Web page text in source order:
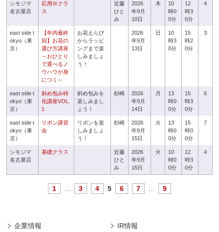
シモジマ
名古屋店
応用Ⅲクラ
ス
近藤
ひと
み
2026
年9月
10日
木
10
時0
0分
12
時3
0分
4
east side t
okyo（東
京）
【年内最終
回】お花の
選び方講座
～おひとり
で選べるノ
ウハウが身
につく～
お花えらび
からラッピ
ングまで楽
しみましょ
う！
2026
年9月
13日
日
10
時3
0分
15
時2
0分
3
east side t
okyo（東
京）
斜め包み特
化講座VOL.
1
斜め包みを
楽しみまし
ょう！
杉崎
2026
年9月
14日
月
13
時0
0分
15
時3
0分
6
east side t
okyo（東
京）
リボン講習
会
リボンを楽
しみましょ
う！
杉崎
2026
年9月
15日
火
13
時0
0分
15
時0
0分
7
シモジマ
名古屋店
基礎クラス
近藤
ひと
み
2026
年9月
15日
火
10
時0
0分
12
時3
0分
4
1 3 4 5 6 7 9
企業情報 IR情報